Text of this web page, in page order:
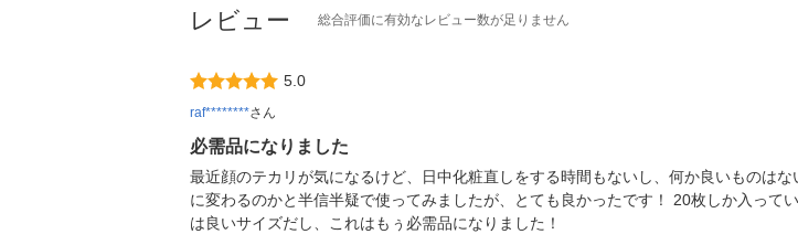
レビュー 総合評価に有効なレビュー数が足りません
5.0
raf********さん
必需品になりました
最近顔のテカリが気になるけど、日中化粧直しをする時間もないし、何か良いものは
に変わるのかと半信半疑で使ってみましたが、とても良かったです！ 20枚しか入って
は良いサイズだし、これはもぅ必需品になりました！